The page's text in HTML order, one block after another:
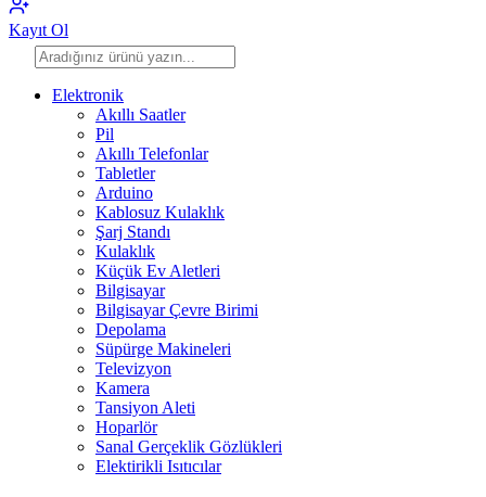
Kayıt Ol
Elektronik
Akıllı Saatler
Pil
Akıllı Telefonlar
Tabletler
Arduino
Kablosuz Kulaklık
Şarj Standı
Kulaklık
Küçük Ev Aletleri
Bilgisayar
Bilgisayar Çevre Birimi
Depolama
Süpürge Makineleri
Televizyon
Kamera
Tansiyon Aleti
Hoparlör
Sanal Gerçeklik Gözlükleri
Elektirikli Isıtıcılar